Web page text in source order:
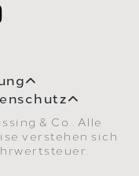
& Co.. Alle
verstehen sich